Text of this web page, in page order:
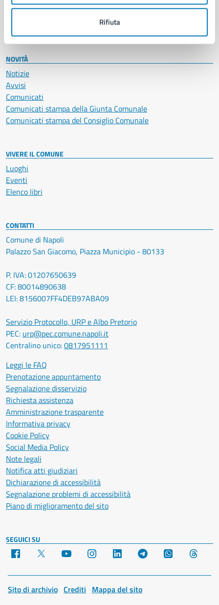
Rifiuta
Servizi Cimiteriali
NOVITÀ
Notizie
Avvisi
Comunicati
Comunicati stampa della Giunta Comunale
Comunicati stampa del Consiglio Comunale
VIVERE IL COMUNE
Luoghi
Eventi
Elenco libri
CONTATTI
Comune di Napoli
Palazzo San Giacomo, Piazza Municipio - 80133
P. IVA: 01207650639
CF: 80014890638
LEI: 8156007FF4DEB97ABA09
Servizio Protocollo, URP e Albo Pretorio
PEC: urp@pec.comune.napoli.it
Centralino unico:0817951111
Leggi le FAQ
Prenotazione appuntamento
Segnalazione disservizio
Richiesta assistenza
Amministrazione trasparente
Informativa privacy
Cookie Policy
Social Media Policy
Note legali
Notifica atti giudiziari
Dichiarazione di accessibilità
Segnalazione problemi di accessibilità
Piano di miglioramento del sito
SEGUICI SU
Facebook YouTube Instagram LinkedIn Telegram WhatsApp
Sito di archivio Crediti Mappa del sito